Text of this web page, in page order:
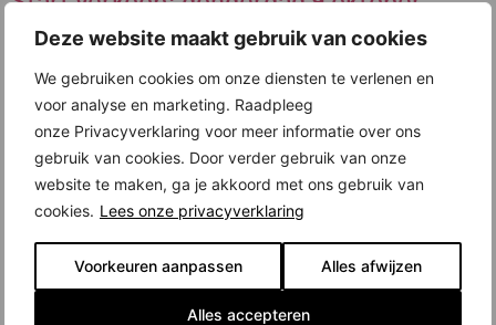
Deze website maakt gebruik van cookies
We gebruiken cookies om onze diensten te verlenen en
voor analyse en marketing. Raadpleeg
onze Privacyverklaring voor meer informatie over ons
gebruik van cookies. Door verder gebruik van onze
website te maken, ga je akkoord met ons gebruik van
cookies. Lees onze privacyverklaring
Voorkeuren aanpassen Alles afwijzen
Alles accepteren